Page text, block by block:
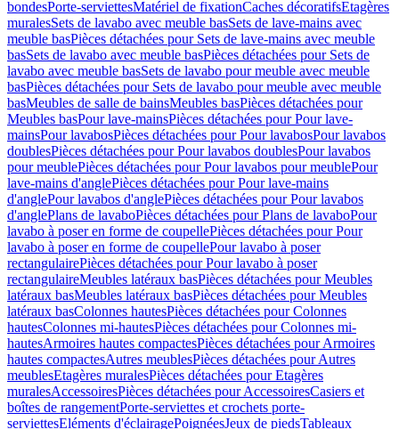
bondesPorte-serviettesMatériel de fixationCaches décoratifsEtagères
muralesSets de lavabo avec meuble basSets de lave-mains avec
meuble basPièces détachées pour Sets de lave-mains avec meuble
basSets de lavabo avec meuble basPièces détachées pour Sets de
lavabo avec meuble basSets de lavabo pour meuble avec meuble
basPièces détachées pour Sets de lavabo pour meuble avec meuble
basMeubles de salle de bainsMeubles basPièces détachées pour
Meubles basPour lave-mainsPièces détachées pour Pour lave-
mainsPour lavabosPièces détachées pour Pour lavabosPour lavabos
doublesPièces détachées pour Pour lavabos doublesPour lavabos
pour meublePièces détachées pour Pour lavabos pour meublePour
lave-mains d'anglePièces détachées pour Pour lave-mains
d'anglePour lavabos d'anglePièces détachées pour Pour lavabos
d'anglePlans de lavaboPièces détachées pour Plans de lavaboPour
lavabo à poser en forme de coupellePièces détachées pour Pour
lavabo à poser en forme de coupellePour lavabo à poser
rectangulairePièces détachées pour Pour lavabo à poser
rectangulaireMeubles latéraux basPièces détachées pour Meubles
latéraux basMeubles latéraux basPièces détachées pour Meubles
latéraux basColonnes hautesPièces détachées pour Colonnes
hautesColonnes mi-hautesPièces détachées pour Colonnes mi-
hautesArmoires hautes compactesPièces détachées pour Armoires
hautes compactesAutres meublesPièces détachées pour Autres
meublesEtagères muralesPièces détachées pour Etagères
muralesAccessoiresPièces détachées pour AccessoiresCasiers et
boîtes de rangementPorte-serviettes et crochets porte-
serviettesEléments d'éclairagePoignéesJeux de piedsTableaux